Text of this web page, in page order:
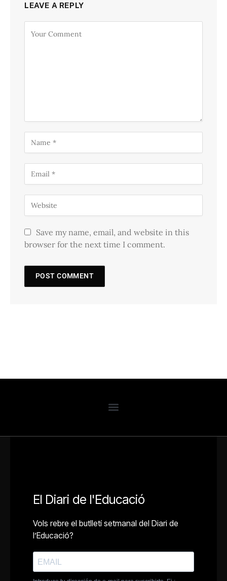
LEAVE A REPLY
Save my name, email, and website in this
browser for the next time I comment.